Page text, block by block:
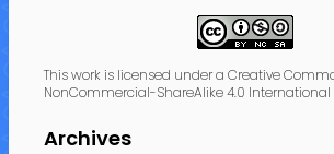
This work is licensed under a Creative
NonCommercial-ShareAlike 4.0 International
Archives